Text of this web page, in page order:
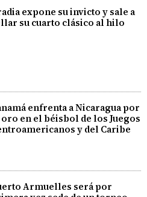
expone su invicto y sale a
su cuarto clásico al hilo
enfrenta a Nicaragua por
en el béisbol de los Juegos
y del Caribe
Armuelles será por